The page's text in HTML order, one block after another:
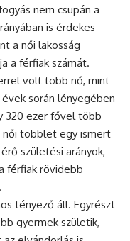
nem csupán a
is érdekes
a női lakosság
a férfiak számát.
volt több nő, mint
során lényegében
320 ezer fővel több
női többlet egy ismert
születési arányok,
férfiak rövidebb
tényező áll. Egyrészt
gyermek születik,